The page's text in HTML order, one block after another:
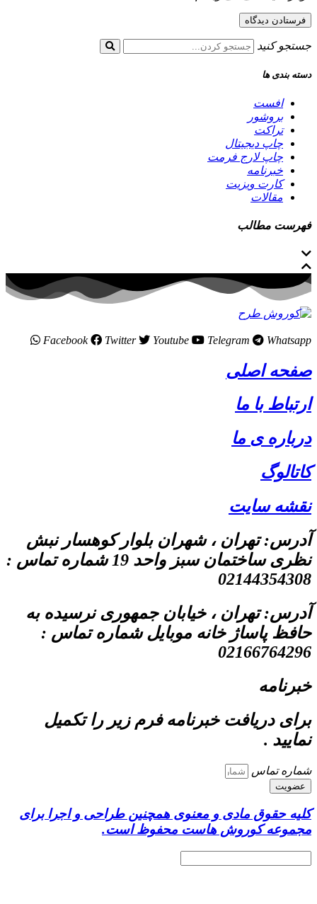
جستجو کنید
دسته بندی ها
افست
بروشور
تراکت
چاپ دیجیتال
چاپ لارج فرمت
خبرنامه
کارت ویزیت
مقالات
فهرست مطالب
Facebook Twitter Youtube Telegram Whatsapp
صفحه اصلی
ارتباط با ما
درباره ی ما
کاتالوگ
نقشه سایت
آدرس: تهران ، شهران بلوار کوهسار نبش
نظری ساختمان سبز واحد 19 شماره تماس :
02144354308
آدرس: تهران ، خیابان جمهوری نرسیده به
حافظ پاساژ خانه موبایل شماره تماس :
02166764296
خبرنامه
برای دریافت خبرنامه فرم زیر را تکمیل
نمایید .
شماره تماس
عضویت
کلیه حقوق مادی و معنوی همچنین طراحی و اجرا برای
مجموعه کوروش هاست محفوظ است.